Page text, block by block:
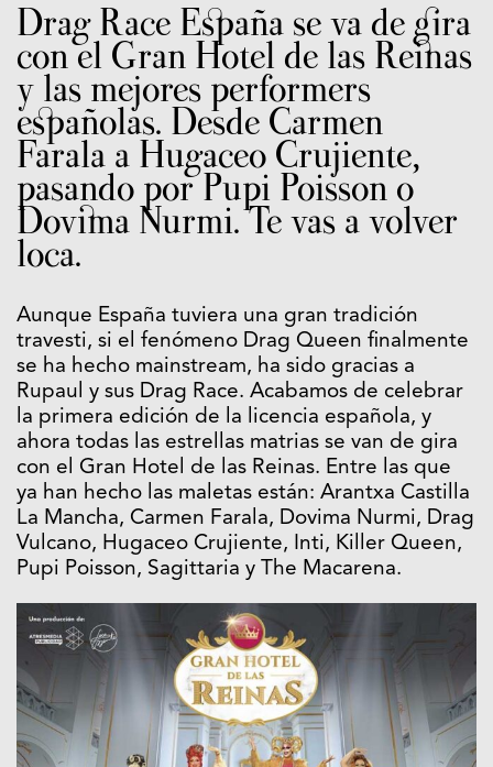
Drag Race España se va de gira
con el Gran Hotel de las Reinas
y las mejores performers
españolas. Desde Carmen
Farala a Hugaceo Crujiente,
pasando por Pupi Poisson o
Dovima Nurmi. Te vas a volver
loca.
Aunque España tuviera una gran tradición
travesti, si el fenómeno Drag Queen finalmente
se ha hecho mainstream, ha sido gracias a
Rupaul y sus Drag Race. Acabamos de celebrar
la primera edición de la licencia española, y
ahora todas las estrellas matrias se van de gira
con el Gran Hotel de las Reinas. Entre las que
ya han hecho las maletas están: Arantxa Castilla
La Mancha, Carmen Farala, Dovima Nurmi, Drag
Vulcano, Hugaceo Crujiente, Inti, Killer Queen,
Pupi Poisson, Sagittaria y The Macarena.